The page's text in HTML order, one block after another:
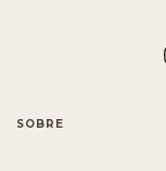
SOBRE